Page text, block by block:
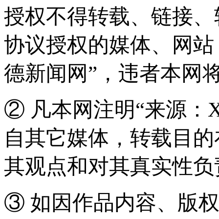
授权不得转载、链接
协议授权的媒体、网
德新闻网”，违者本网
② 凡本网注明“来源：
自其它媒体，转载目
其观点和对其真实性
③ 如因作品内容、版